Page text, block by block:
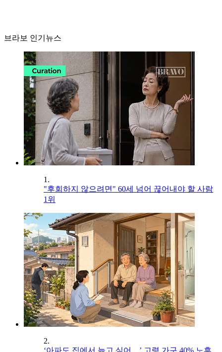
브라보 인기뉴스
1.
"후회하지 않으려면" 60세 넘어 끊어내야 할 사람
1위
2.